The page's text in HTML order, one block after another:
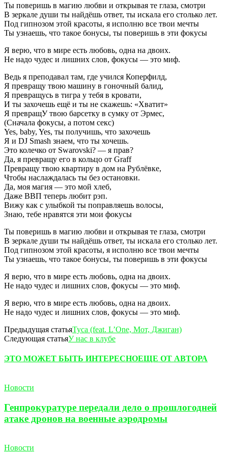
Ты поверишь в магию любви и открывая те глаза, смотри
В зеркале души ты найдёшь ответ, ты искала его столько лет.
Под гипнозом этой красоты, я исполню все твои мечты
Ты узнаешь, что такое бонусы, ты поверишь в эти фокусы
Я верю, что в мире есть любовь, одна на двоих.
Не надо чудес и лишних слов, фокусы — это миф.
Ведь я преподавал там, где учился Коперфилд,
Я превращу твою машину в гоночный балид,
Я превращусь в тигра у тебя в кровати,
И ты захочешь ещё и ты не скажешь: «Хватит»
Я превращУ твою барсетку в сумку от Эрмес,
(Сначала фокусы, а потом секс)
Yes, baby, Yes, ты получишь, что захочешь
Я и DJ Smash знаем, что ты хочешь.
Это колечко от Swarovski? — я прав?
Да, я превращу его в кольцо от Graff
Превращу твою квартиру в дом на Рублёвке,
Чтобы наслаждалась ты без остановки.
Да, моя магия — это мой хлеб,
Даже ВВП теперь любит рэп.
Вижу как с улыбкой ты поправляешь волосы,
Знаю, тебе нравятся эти мои фокусы
Ты поверишь в магию любви и открывая те глаза, смотри
В зеркале души ты найдёшь ответ, ты искала его столько лет.
Под гипнозом этой красоты, я исполню все твои мечты
Ты узнаешь, что такое бонусы, ты поверишь в эти фокусы
Я верю, что в мире есть любовь, одна на двоих.
Не надо чудес и лишних слов, фокусы — это миф.
Я верю, что в мире есть любовь, одна на двоих.
Не надо чудес и лишних слов, фокусы — это миф.
Предыдущая статьяТуса (feat. L’One, Мот, Джиган)
Следующая статьяУ нас в клубе
ЭТО МОЖЕТ БЫТЬ ИНТЕРЕСНОЕЩЕ ОТ АВТОРА
Новости
Генпрокуратуре передали дело о прошлогодней
атаке дронов на военные аэродромы
Новости